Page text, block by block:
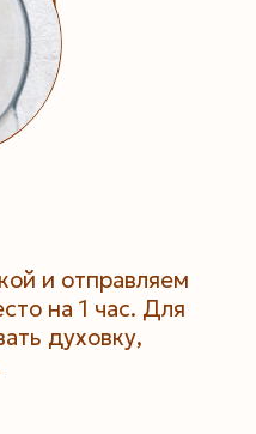
и отправляем
на 1 час. Для
духовку,